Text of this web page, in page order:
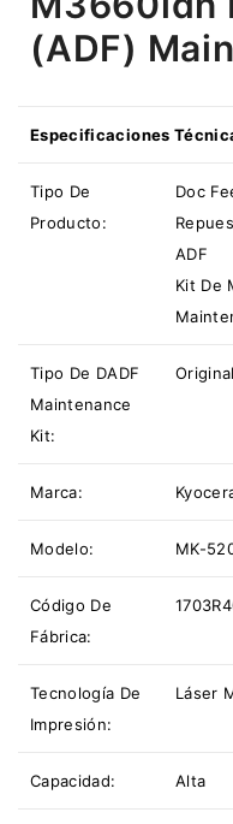
(ADF)
Especificaciones
Tipo De
Producto:
Doc
ADF
Kit De
Tipo De DADF
Maintenance
Kit:
Original
Marca:
Modelo: MK-
Código De
Fábrica:
Tecnología De
Impresión:
Láser
Capacidad: Alta